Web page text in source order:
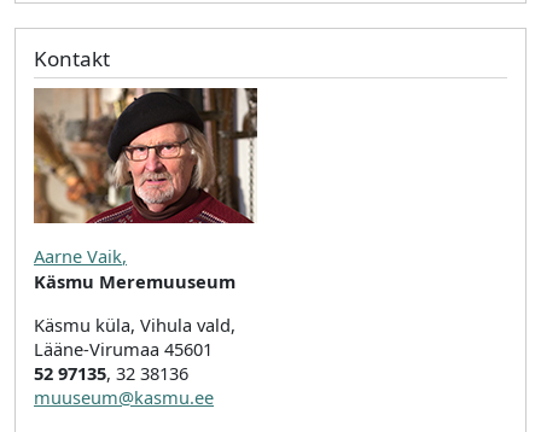
Kontakt
Aarne Vaik,
Käsmu Meremuuseum
Käsmu küla, Vihula vald,
Lääne-Virumaa 45601
52 97135, 32 38136
muuseum@kasmu.ee